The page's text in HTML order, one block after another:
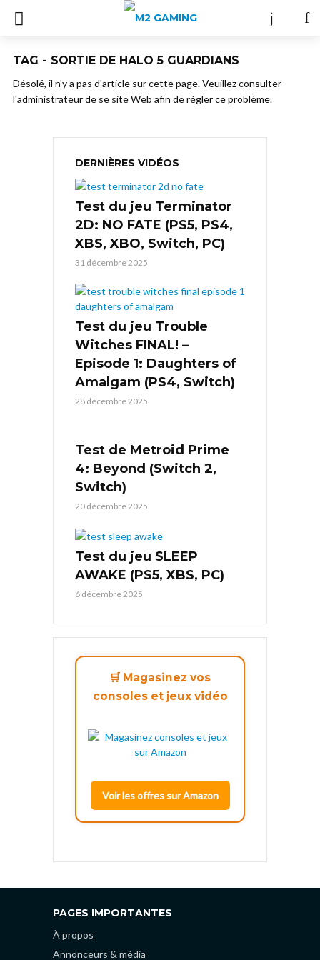
TAG - SORTIE DE HALO 5 GUARDIANS
Désolé, il n'y a pas d'article sur cette page. Veuillez consulter
l'administrateur de se site Web afin de régler ce problème.
DERNIÈRES VIDÉOS
Test du jeu Terminator
2D: NO FATE (PS5, PS4,
XBS, XBO, Switch, PC)
31 décembre 2025
Test du jeu Trouble
Witches FINAL! –
Episode 1: Daughters of
Amalgam (PS4, Switch)
28 décembre 2025
Test de Metroid Prime
4: Beyond (Switch 2,
Switch)
20 décembre 2025
Test du jeu SLEEP
AWAKE (PS5, XBS, PC)
6 décembre 2025
🛒 Magasinez vos
consoles et jeux vidéo
Voir les offres sur Amazon
PAGES IMPORTANTES
À propos
Annonceurs & média